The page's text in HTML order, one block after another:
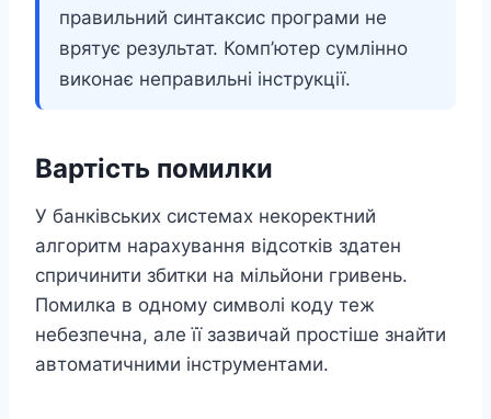
правильний синтаксис програми не
врятує результат. Комп’ютер сумлінно
виконає неправильні інструкції.
Вартість помилки
У банківських системах некоректний
алгоритм нарахування відсотків здатен
спричинити збитки на мільйони гривень.
Помилка в одному символі коду теж
небезпечна, але її зазвичай простіше знайти
автоматичними інструментами.